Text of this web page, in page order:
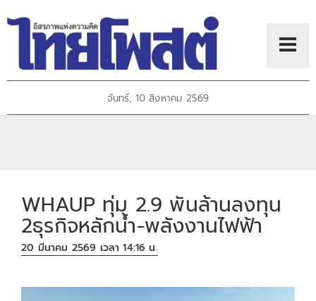
จันทร์, 10 สิงหาคม 2569
WHAUP ทุ่ม 2.9 พันล้านลงทุน
2ธุรกิจหลักน้ำ-พลังงานไฟฟ้า
20 มีนาคม 2569 เวลา 14:16 น.